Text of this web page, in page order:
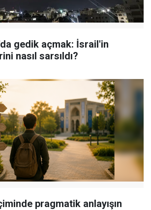
gedik açmak: İsrail'in
nasıl sarsıldı?
pragmatik anlayışın